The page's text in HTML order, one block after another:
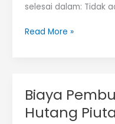
selesai dalam: Tidak
Berapa
Read More »
Biaya
Hutang